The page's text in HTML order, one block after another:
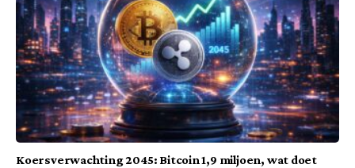
Koersverwachting 2045: Bitcoin 1,9 miljoen, wat doet